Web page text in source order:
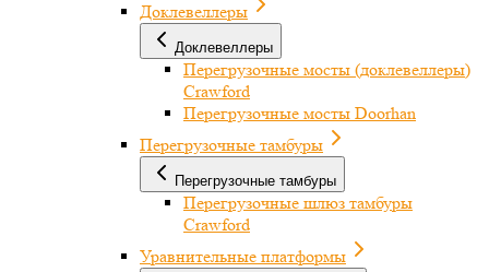
Доклевеллеры
Доклевеллеры
Перегрузочные мосты (доклевеллеры)
Crawford
Перегрузочные мосты Doorhan
Перегрузочные тамбуры
Перегрузочные тамбуры
Перегрузочные шлюз тамбуры
Crawford
Уравнительные платформы